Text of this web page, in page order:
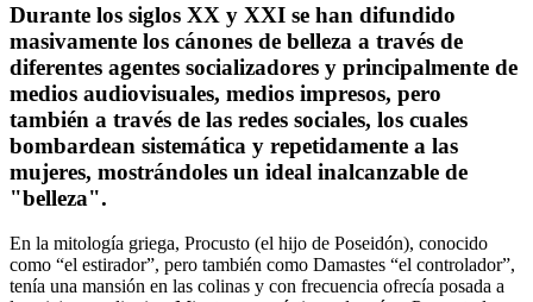
Durante los siglos XX y XXI se han difundido
masivamente los cánones de belleza a través de
diferentes agentes socializadores y principalmente de
medios audiovisuales, medios impresos, pero
también a través de las redes sociales, los cuales
bombardean sistemática y repetidamente a las
mujeres, mostrándoles un ideal inalcanzable de
"belleza".
En la mitología griega, Procusto (el hijo de Poseidón), conocido
como “el estirador”, pero también como Damastes “el controlador”,
tenía una mansión en las colinas y con frecuencia ofrecía posada a